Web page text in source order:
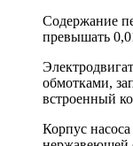
Содержание
превышать
обмотками,
встроенный
Корпус